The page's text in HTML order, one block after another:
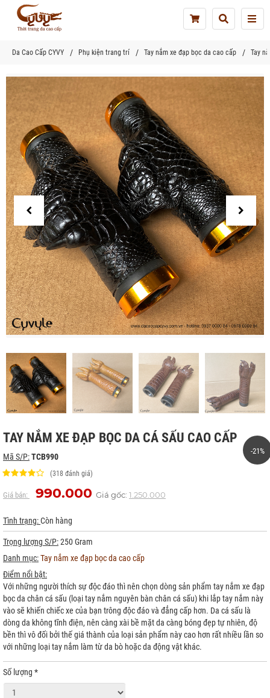
Da Cao Cấp CYVY Phụ kiện trang trí Tay nắm xe đạp bọc da cao cấp Tay
-21%
TAY NẮM XE ĐẠP BỌC DA CÁ SẤU CAO CẤP
Mã S/P:TCB990
(318 đánh giá)
Giá bán: 990.000 Giá gốc: 1.250.000
Tình trạng:Còn hàng
Trọng lượng S/P:250 Gram
Danh mục:Tay nắm xe đạp bọc da cao cấp
Điểm nổi bật:
Với những người thích sự độc đáo thì nên chọn dòng sản phẩm tay nắm xe đạp
bọc da chân cá sấu (loại tay nắm nguyên bàn chân cá sấu) khi lắp tay nắm này
vào sẽ khiến chiếc xe của bạn trông độc đáo và đẳng cấp hơn. Da cá sấu là
dòng da không tĩnh điện, nên càng xài bề mặt da càng bóng đẹp tự nhiên, độ
bền thì vô đối bởi thế giá thành của loại sản phẩm này cao hơn rất nhiều lần so
với những loại tay nắm làm từ da bò hoặc da động vật khác.
Số lượng *